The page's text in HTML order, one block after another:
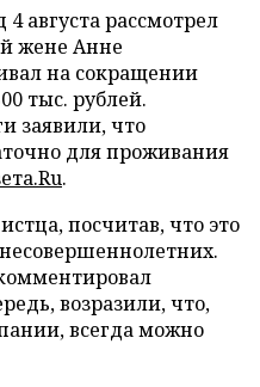
августа рассмотрел
жене Анне
на сокращении
тыс. рублей.
заявили, что
для проживания
.
посчитав, что это
возразили, что,
всегда можно